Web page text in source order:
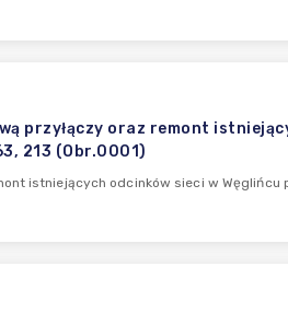
przyłączy oraz remont
213 (Obr.0001)
istniejących odcinków sieci w Węglińcu